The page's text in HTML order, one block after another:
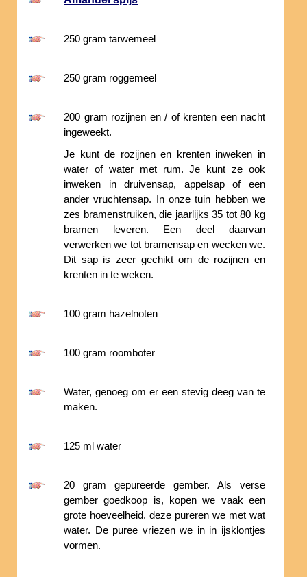
250 gram tarwemeel
250 gram roggemeel
200 gram rozijnen en / of krenten een nacht
ingeweekt.
Je kunt de rozijnen en krenten inweken in
water of water met rum. Je kunt ze ook
inweken in druivensap, appelsap of een
ander vruchtensap. In onze tuin hebben we
zes bramenstruiken, die jaarlijks 35 tot 80 kg
bramen leveren. Een deel daarvan
verwerken we tot bramensap en wecken we.
Dit sap is zeer gechikt om de rozijnen en
krenten in te weken.
100 gram hazelnoten
100 gram roomboter
Water, genoeg om er een stevig deeg van te
maken.
125 ml water
20 gram gepureerde gember. Als verse
gember goedkoop is, kopen we vaak een
grote hoeveelheid. deze pureren we met wat
water. De puree vriezen we in in ijsklontjes
vormen.